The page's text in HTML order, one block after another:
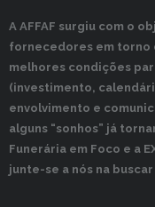
A AFFAF surgiu com o
fornecedores em torno
melhores condições
(investimento,
envolvimento e
alguns “sonhos” já
Funerária em Foco e a
junte-se a nós na